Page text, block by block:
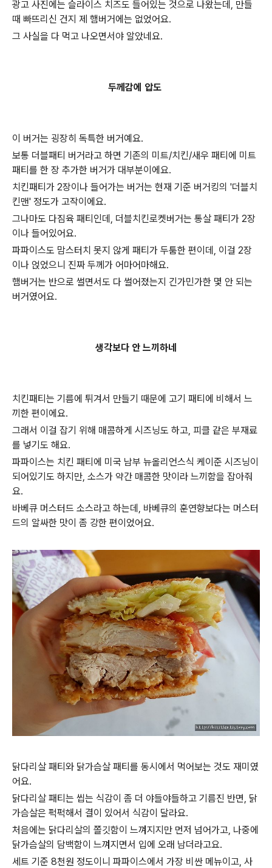
광고 사진에는 슬라이스 치즈도 들어있는 것으로 나왔는데, 만들
때 빠뜨리신 건지 제 햄버거에는 없었어요.
그 사실을 다 먹고 나오면서야 알았네요.
두께감에 압도
이 버거는 굉장히 독특한 버거예요.
보통 더블패티 버거라고 하면 기존의 미트/치킨/새우 패티에 미트
패티를 한 장 추가한 버거가 대부분이에요.
치킨패티가 2장이나 들어가는 버거는 현재 기준 버거킹의 '더블치
킨맨' 정도가 고작이에요.
그나마도 다짐육 패티인데, 더블치킨로켓버거는 통살 패티가 2장
이나 들어있어요.
파파이스도 맘스터치 못지 않게 패티가 두툼한 편이데, 이걸 2장
이나 얹었으니 진짜 두께가 어마어마해요.
햄버거는 반으로 썰면서도 다 썰어졌는지 긴가민가한 몇 안 되는
버거였어요.
생각보다 안 느끼하네
치킨패티는 기름에 튀겨서 만들기 때문에 고기 패티에 비해서 느
끼한 편이에요.
그래서 이걸 잡기 위해 매콤하게 시즈닝도 하고, 피클 같은 부재료
를 넣기도 해요.
파파이스는 치킨 패티에 미국 남부 뉴올리언스식 케이준 시즈닝이
되어있기도 하지만, 소스가 약간 매콤한 맛이라 느끼함을 잡아줘
요.
바베큐 머스터드 소스라고 하는데, 바베큐의 훈연향보다는 머스터
드의 알싸한 맛이 좀 강한 편이었어요.
닭다리살 패티와 닭가슴살 패티를 동시에서 먹어보는 것도 재미였
어요.
닭다리살 패티는 씹는 식감이 좀 더 야들야들하고 기름진 반면, 닭
가슴살은 퍽퍽해서 결이 있어서 식감이 달라요.
처음에는 닭다리살의 쫄깃함이 느껴지지만 먼저 넘어가고, 나중에
닭가슴살의 담백함이 느껴지면서 입에 오래 남더라고요.
세트 기준 8천원 정도이니 파파이스에서 가장 비싼 메뉴이고, 사